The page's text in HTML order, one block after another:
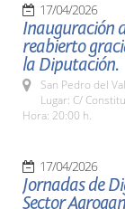
17/04/2026
Inauguración
reabierto
la Diputación.
San Pedro del
Lugar: C/
Hora: 20:00 h.
17/04/2026
Jornadas de
Sector